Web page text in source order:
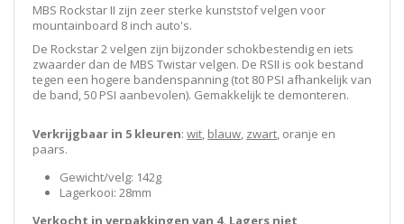
MBS Rockstar II zijn zeer sterke kunststof velgen voor
mountainboard 8 inch auto's.
De Rockstar 2 velgen zijn bijzonder schokbestendig en iets
zwaarder dan de MBS Twistar velgen. De RSII is ook bestand
tegen een hogere bandenspanning (tot 80 PSI afhankelijk van
de band, 50 PSI aanbevolen). Gemakkelijk te demonteren.
Verkrijgbaar in 5 kleuren: wit, blauw, zwart, oranje en
paars.
Gewicht/velg: 142g
Lagerkooi: 28mm
Verkocht in verpakkingen van 4. Lagers niet